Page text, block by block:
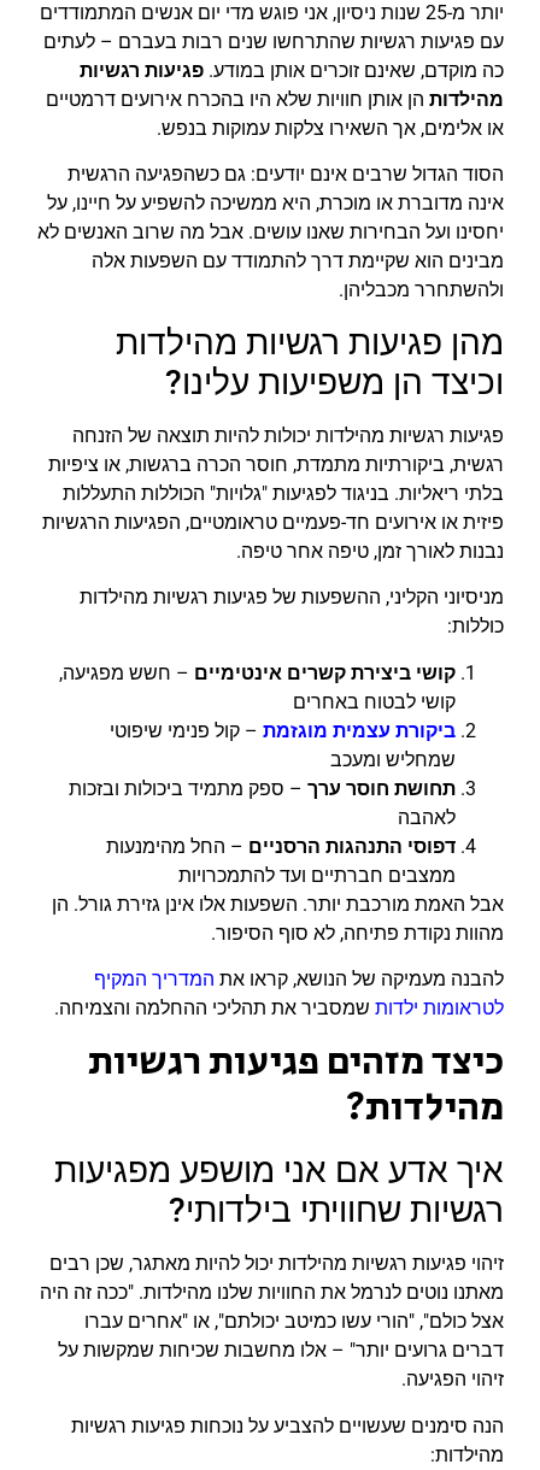
יותר מ-25 שנות ניסיון, אני פוגש מדי יום אנשים המתמודדים
עם פגיעות רגשיות שהתרחשו שנים רבות בעברם – לעתים
כה מוקדם, שאינם זוכרים אותן במודע. פגיעות רגשיות
מהילדות הן אותן חוויות שלא היו בהכרח אירועים דרמטיים
או אלימים, אך השאירו צלקות עמוקות בנפש.
הסוד הגדול שרבים אינם יודעים: גם כשהפגיעה הרגשית
אינה מדוברת או מוכרת, היא ממשיכה להשפיע על חיינו, על
יחסינו ועל הבחירות שאנו עושים. אבל מה שרוב האנשים לא
מבינים הוא שקיימת דרך להתמודד עם השפעות אלה
ולהשתחרר מכבליהן.
מהן פגיעות רגשיות מהילדות
וכיצד הן משפיעות עלינו?
פגיעות רגשיות מהילדות יכולות להיות תוצאה של הזנחה
רגשית, ביקורתיות מתמדת, חוסר הכרה ברגשות, או ציפיות
בלתי ריאליות. בניגוד לפגיעות "גלויות" הכוללות התעללות
פיזית או אירועים חד-פעמיים טראומטיים, הפגיעות הרגשיות
נבנות לאורך זמן, טיפה אחר טיפה.
מניסיוני הקליני, ההשפעות של פגיעות רגשיות מהילדות
כוללות:
קושי ביצירת קשרים אינטימיים – חשש מפגיעה,
קושי לבטוח באחרים
ביקורת עצמית מוגזמת – קול פנימי שיפוטי
שמחליש ומעכב
תחושת חוסר ערך – ספק מתמיד ביכולות ובזכות
לאהבה
דפוסי התנהגות הרסניים – החל מהימנעות
ממצבים חברתיים ועד להתמכרויות
אבל האמת מורכבת יותר. השפעות אלו אינן גזירת גורל. הן
מהוות נקודת פתיחה, לא סוף הסיפור.
להבנה מעמיקה של הנושא, קראו את המדריך המקיף
לטראומות ילדות שמסביר את תהליכי ההחלמה והצמיחה.
כיצד מזהים פגיעות רגשיות
מהילדות?
איך אדע אם אני מושפע מפגיעות
רגשיות שחוויתי בילדותי?
זיהוי פגיעות רגשיות מהילדות יכול להיות מאתגר, שכן רבים
מאתנו נוטים לנרמל את החוויות שלנו מהילדות. "ככה זה היה
אצל כולם", "הורי עשו כמיטב יכולתם", או "אחרים עברו
דברים גרועים יותר" – אלו מחשבות שכיחות שמקשות על
זיהוי הפגיעה.
הנה סימנים שעשויים להצביע על נוכחות פגיעות רגשיות
מהילדות: